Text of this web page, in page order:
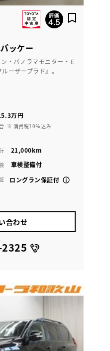
ッケー
・パノラマモニター・Ｅ
ーザープラド』。
万円
※ 消費税10％込み
21,000km
車検整備付
ロングラン保証付
合わせ